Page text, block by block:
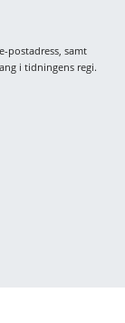
postadress, samt
i tidningens regi.